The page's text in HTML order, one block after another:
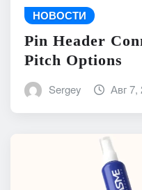
НОВОСТИ
Pin Header
Pitch Options
Sergey Авг 7,